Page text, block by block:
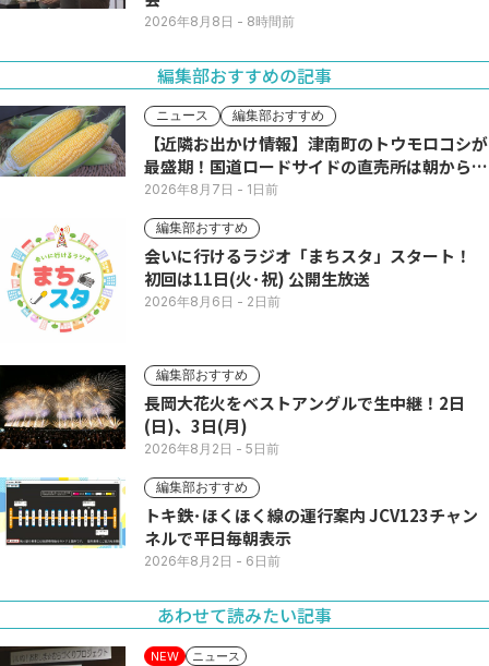
2026年8月8日 - 8時間前
編集部おすすめの記事
ニュース 編集部おすすめ
【近隣お出かけ情報】津南町のトウモロコシが
最盛期！国道ロードサイドの直売所は朝から長
い列
2026年8月7日 - 1日前
編集部おすすめ
会いに行けるラジオ「まちスタ」スタート！
初回は11日(火･祝) 公開生放送
2026年8月6日 - 2日前
編集部おすすめ
長岡大花火をベストアングルで生中継！2日
(日)、3日(月)
2026年8月2日 - 5日前
編集部おすすめ
トキ鉄･ほくほく線の運行案内 JCV123チャン
ネルで平日毎朝表示
2026年8月2日 - 6日前
あわせて読みたい記事
NEW ニュース